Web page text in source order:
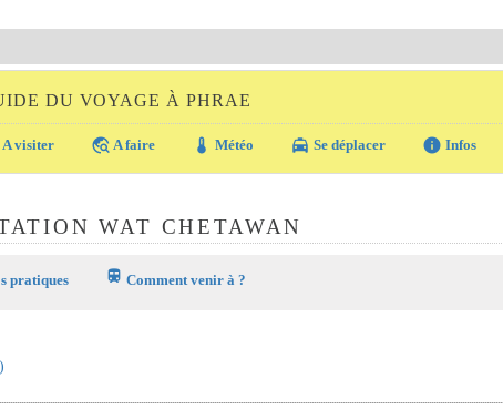
DU VOYAGE À PHRAE
A visiter travel_explore A faire thermostat Météo local_taxi Se déplacer info Infos
WAT CHETAWAN
pratiques train Comment venir à ?